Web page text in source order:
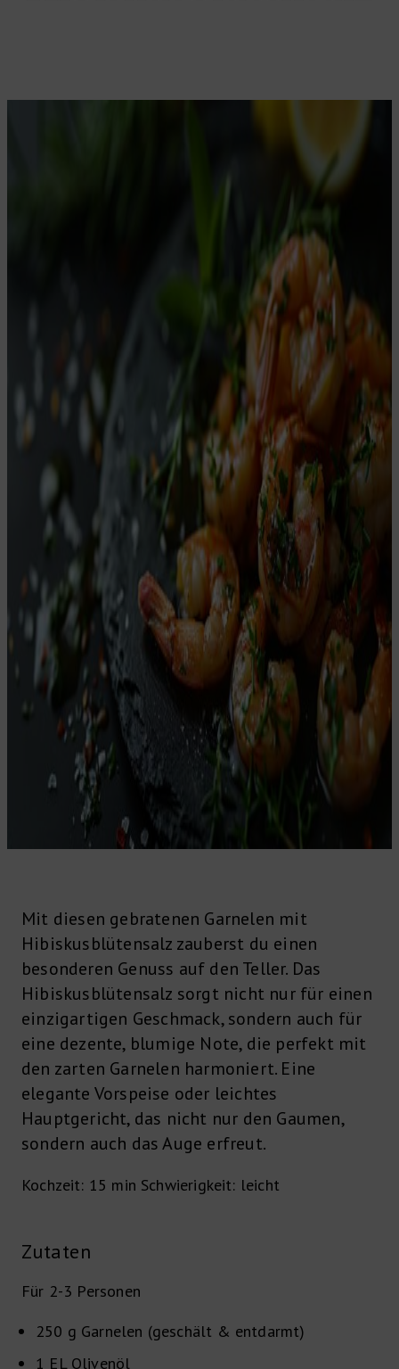
Mit diesen gebratenen Garnelen mit
Hibiskusblütensalz zauberst du einen
besonderen Genuss auf den Teller. Das
Hibiskusblütensalz sorgt nicht nur für einen
einzigartigen Geschmack, sondern auch für
eine dezente, blumige Note, die perfekt mit
den zarten Garnelen harmoniert. Eine
elegante Vorspeise oder leichtes
Hauptgericht, das nicht nur den Gaumen,
sondern auch das Auge erfreut.
Kochzeit: 15 min Schwierigkeit: leicht
Zutaten
Für 2-3 Personen
250 g Garnelen (geschält & entdarmt)
1 EL Olivenöl